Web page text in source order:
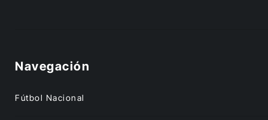
Navegación
Fútbol Nacional